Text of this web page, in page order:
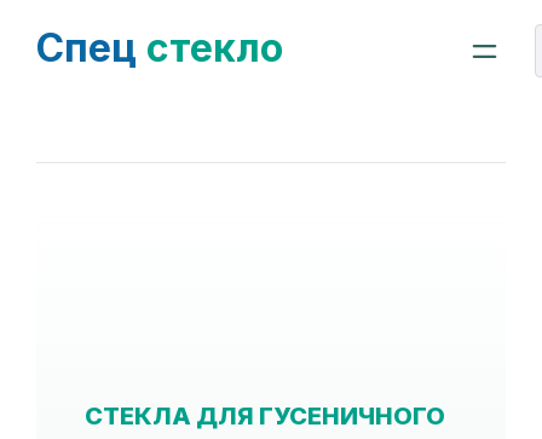
Спец стекло
СТЕКЛА ДЛЯ ГУСЕНИЧНОГО